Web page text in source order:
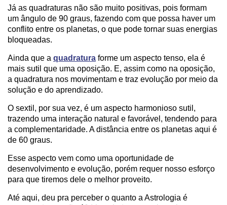
Já as quadraturas não são muito positivas, pois formam
um ângulo de 90 graus, fazendo com que possa haver um
conflito entre os planetas, o que pode tornar suas energias
bloqueadas.
Ainda que a quadratura forme um aspecto tenso, ela é
mais sutil que uma oposição. E, assim como na oposição,
a quadratura nos movimentam e traz evolução por meio da
solução e do aprendizado.
O sextil, por sua vez, é um aspecto harmonioso sutil,
trazendo uma interação natural e favorável, tendendo para
a complementaridade. A distância entre os planetas aqui é
de 60 graus.
Esse aspecto vem como uma oportunidade de
desenvolvimento e evolução, porém requer nosso esforço
para que tiremos dele o melhor proveito.
Até aqui, deu pra perceber o quanto a Astrologia é